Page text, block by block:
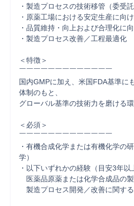
・製造プロセスの技術移管（委受託
・原薬工場における安定生産に向
・品質維持・向上および合理化に
・製造プロセス改善／工程最適化
＜特徴＞
￣￣￣￣￣￣￣￣￣￣￣￣￣
国内GMPに加え、米国FDA基準に
体制のもと、
グローバル基準の技術力を磨ける環
＜必須＞
￣￣￣￣￣￣￣￣￣￣￣￣￣
・有機合成化学または有機化学の
学）
・以下いずれかの経験（目安3年以
医薬品原薬または化学合成品の
製造プロセス開発／改善に関す